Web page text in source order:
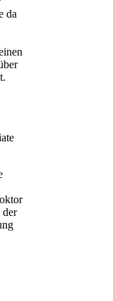
da
der